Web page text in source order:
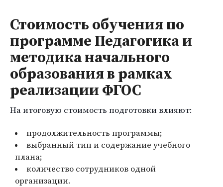
Стоимость обучения по
программе Педагогика и
методика начального
образования в рамках
реализации ФГОС
На итоговую стоимость подготовки влияют:
продолжительность программы;
выбранный тип и содержание учебного
плана;
количество сотрудников одной
организации.